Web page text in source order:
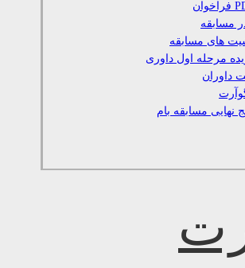
مسابقه
های مسابقه
مرحله اول داوری
داوران
نهایی مسابقه بام